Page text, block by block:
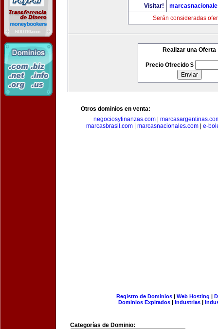
Visitar!
Serán consideradas
Realizar una Oferta
Precio Ofrecido $
Otros dominios en venta:
negociosyfinanzas.com
marcasbrasil.com| marcasnacionales.com| e-
Registro de Dominios| Web Hosting |
Dominios Expirados | Industrias |
Categorías de Dominio: